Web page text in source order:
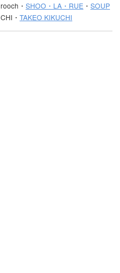
rooch・ SHOO・LA・RUE ・ SOUP
CHI・ TAKEO KIKUCHI